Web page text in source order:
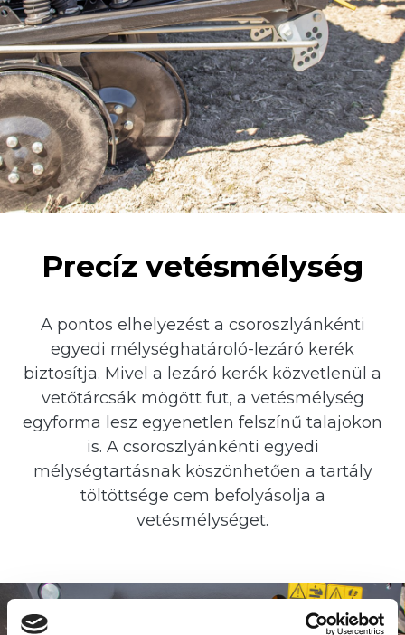
Precíz vetésmélység
A pontos elhelyezést a csoroszlyánkénti
egyedi mélységhatároló-lezáró kerék
biztosítja. Mivel a lezáró kerék közvetlenül a
vetőtárcsák mögött fut, a vetésmélység
egyforma lesz egyenetlen felszínű talajokon
is. A csoroszlyánkénti egyedi
mélységtartásnak köszönhetően a tartály
töltöttsége cem befolyásolja a
vetésmélységet.